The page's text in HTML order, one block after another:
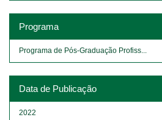
Programa
Programa de Pós-Graduação Profiss...
Data de Publicação
2022